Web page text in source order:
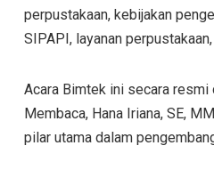
perpustakaan, kebijakan
SIPAPI, layanan
Acara Bimtek ini secara resmi
Membaca, Hana Iriana, SE,
pilar utama dalam